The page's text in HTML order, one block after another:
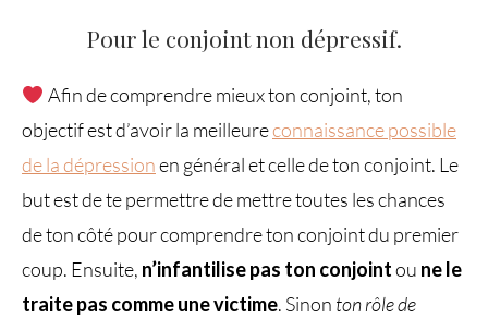
Pour le conjoint non dépressif.
Afin de comprendre mieux ton conjoint, ton
objectif est d’avoir la meilleureconnaissance possible
de la dépressionen général et celle de ton conjoint. Le
but est de te permettre de mettre toutes les chances
de ton côté pour comprendre ton conjoint du premier
coup. Ensuite, n’infantilise pas ton conjointou ne le
traite pas comme une victime. Sinon ton rôle de